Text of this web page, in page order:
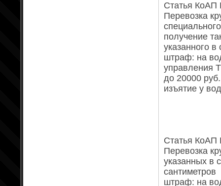
Статья КоАП
Перевозка
получение
указанного
штраф: на
управления
до 20000
изъятие у
Статья КоАП
Перевозка
указанных в
сантиметров
штраф: на